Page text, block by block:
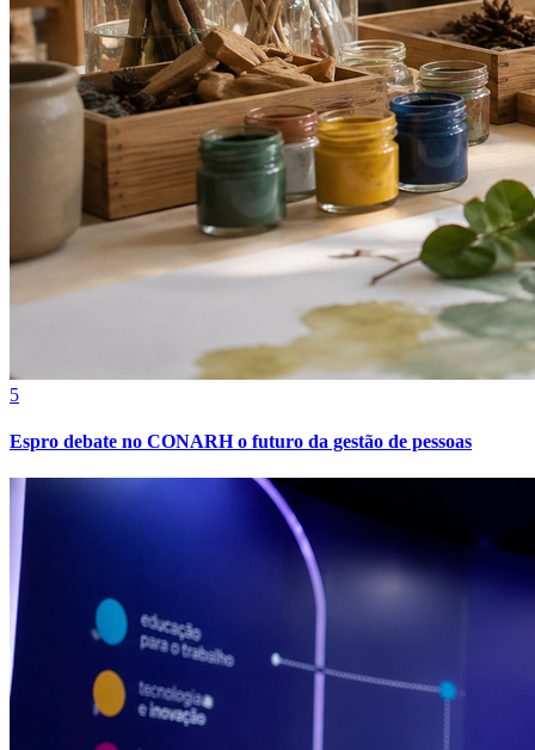
Fortaleza
5
Espro debate no CONARH o futuro da gestão de pessoas